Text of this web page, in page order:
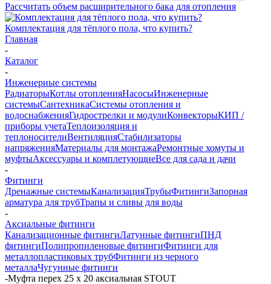
Рассчитать объем расширительного бака для отопления
Комплектация для тёплого пола, что купить?
Главная
-
Каталог
-
Инженерные системы
РадиаторыКотлы отопленияНасосыИнженерные
системыСантехникаСистемы отопления и
водоснабженияГидрострелки и модулиКонвекторыКИП /
приборы учетаТеплоизоляция и
теплоносителиВентиляцияСтабилизаторы
напряженияМатериалы для монтажаРемонтные хомуты и
муфтыАксессуары и комплетующиеВсе для сада и дачи
-
Фитинги
Дренажные системыКанализацияТрубыФитингиЗапорная
арматура для трубТрапы и сливы для воды
-
Аксиальные фитинги
Канализационные фитингиЛатунные фитингиПНД
фитингиПолипропиленовые фитингиФитинги для
металлопластиковых трубФитинги из черного
металлаЧугунные фитинги
-Муфта перех 25 х 20 аксиальная STOUT